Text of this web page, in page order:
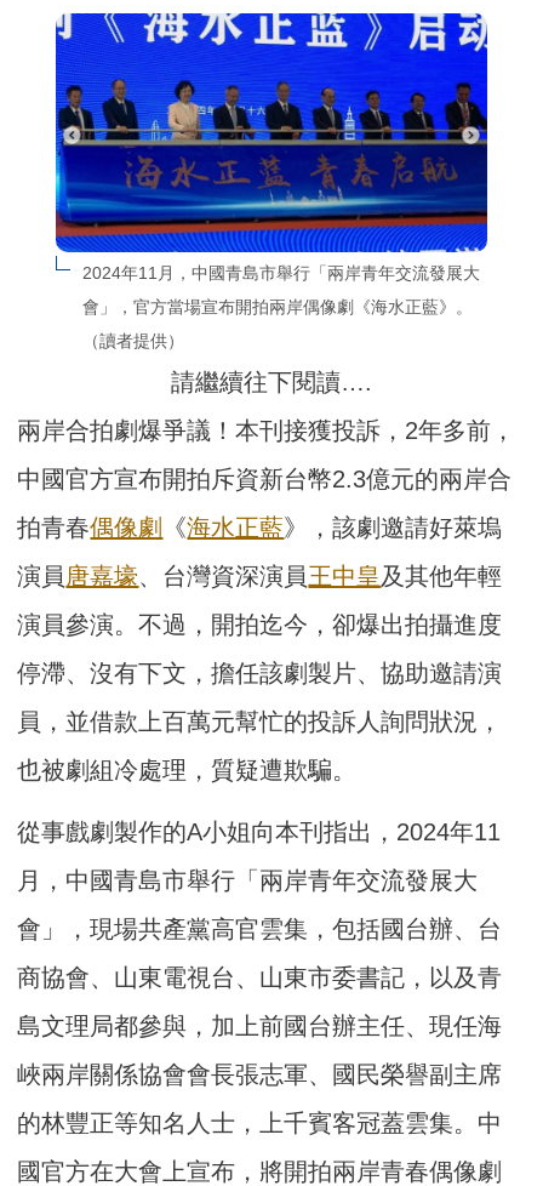
2024年11月，中國青島市舉行「兩岸青年交流發展大
會」，官方當場宣布開拍兩岸偶像劇《海水正藍》。
（讀者提供）
請繼續往下閱讀….
兩岸合拍劇爆爭議！本刊接獲投訴，2年多前，
中國官方宣布開拍斥資新台幣2.3億元的兩岸合
拍青春偶像劇 《海水正藍》，該劇邀請好萊塢
演員 唐嘉壕、台灣資深演員王中皇及其他年輕
演員參演。不過，開拍迄今，卻爆出拍攝進度
停滯、沒有下文，擔任該劇製片、協助邀請演
員，並借款上百萬元幫忙的投訴人詢問狀況，
也被劇組冷處理，質疑遭欺騙。
從事戲劇製作的A小姐向本刊指出，2024年11
月，中國青島市舉行「兩岸青年交流發展大
會」，現場共產黨高官雲集，包括國台辦、台
商協會、山東電視台、山東市委書記，以及青
島文理局都參與，加上前國台辦主任、現任海
峽兩岸關係協會會長張志軍、國民榮譽副主席
的林豐正等知名人士，上千賓客冠蓋雲集。中
國官方在大會上宣布，將開拍兩岸青春偶像劇